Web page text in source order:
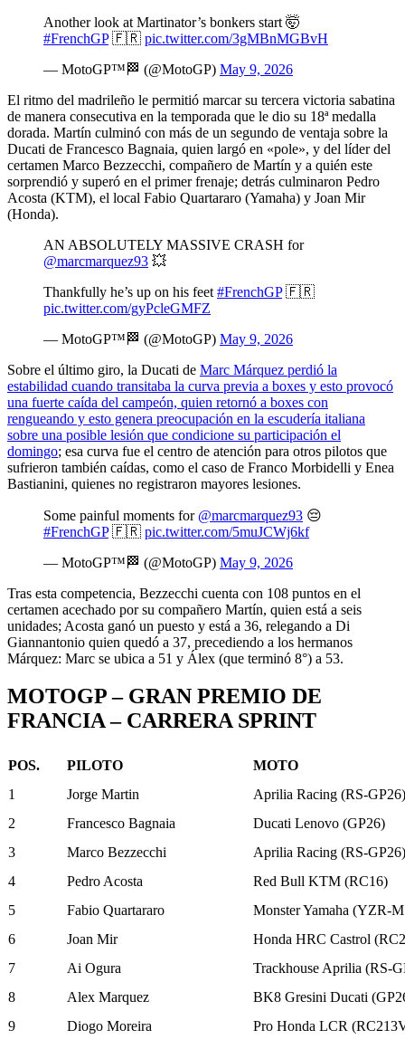
Another look at Martinator’s bonkers start 🤯
#FrenchGP🇫🇷 pic.twitter.com/3gMBnMGBvH
— MotoGP™🏁 (@MotoGP) May 9, 2026
El ritmo del madrileño le permitió marcar su tercera victoria sabatina
de manera consecutiva en la temporada que le dio su 18ª medalla
dorada. Martín culminó con más de un segundo de ventaja sobre la
Ducati de Francesco Bagnaia, quien largó en «pole», y del líder del
certamen Marco Bezzecchi, compañero de Martín y a quién este
sorprendió y superó en el primer frenaje; detrás culminaron Pedro
Acosta (KTM), el local Fabio Quartararo (Yamaha) y Joan Mir
(Honda).
AN ABSOLUTELY MASSIVE CRASH for
@marcmarquez93 💥
Thankfully he’s up on his feet #FrenchGP🇫🇷
pic.twitter.com/gyPcleGMFZ
— MotoGP™🏁 (@MotoGP) May 9, 2026
Sobre el último giro, la Ducati de Marc Márquez perdió la
estabilidad cuando transitaba la curva previa a boxes y esto provocó
una fuerte caída del campeón, quien retornó a boxes con
rengueando y esto genera preocupación en la escudería italiana
sobre una posible lesión que condicione su participación el
domingo; esa curva fue el centro de atención para otros pilotos que
sufrieron también caídas, como el caso de Franco Morbidelli y Enea
Bastianini, quienes no registraron mayores lesiones.
Some painful moments for @marcmarquez93 😔
#FrenchGP🇫🇷 pic.twitter.com/5muJCWj6kf
— MotoGP™🏁 (@MotoGP) May 9, 2026
Tras esta competencia, Bezzecchi cuenta con 108 puntos en el
certamen acechado por su compañero Martín, quien está a seis
unidades; Acosta ganó un puesto y está a 36, relegando a Di
Giannantonio quien quedó a 37, precediendo a los hermanos
Márquez: Marc se ubica a 51 y Álex (que terminó 8°) a 53.
MOTOGP – GRAN PREMIO DE
FRANCIA – CARRERA SPRINT
POS. PILOTO
MOTO
1
Jorge Martin
Aprilia Racing (RS-GP26)
2
Francesco Bagnaia
Ducati Lenovo (GP26)
3
Marco Bezzecchi
Aprilia Racing (RS-GP26)
4
Pedro Acosta
Red Bull KTM (RC16)
5
Fabio Quartararo
Monster Yamaha (YZR-
6
Joan Mir
Honda HRC Castrol
7
Ai Ogura
Trackhouse Aprilia (RS-
8
Alex Marquez
BK8 Gresini Ducati
9
Diogo Moreira
Pro Honda LCR